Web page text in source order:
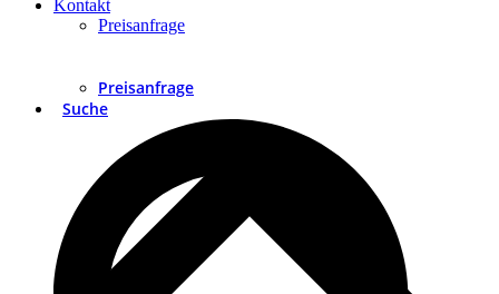
Preisanfrage
Suche
Kontakt
Preisanfrage